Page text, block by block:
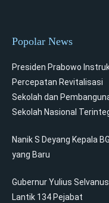
Popolar News
Presiden Prabowo
Percepatan Revitalisasi
Sekolah dan
Sekolah Nasional
Nanik S Deyang Kepala
yang Baru
Gubernur Yulius Selvanus
Lantik 134 Pejabat